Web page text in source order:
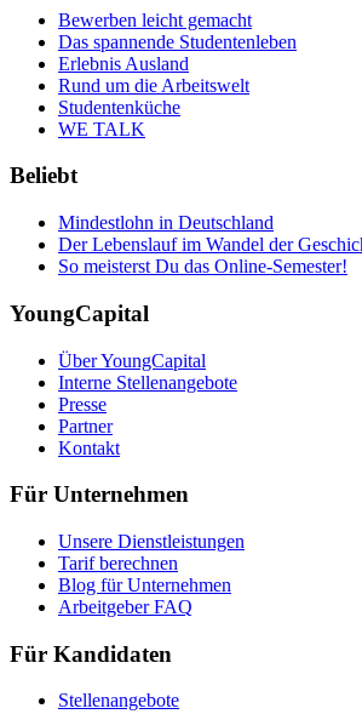
Bewerben leicht gemacht
Das spannende Studentenleben
Erlebnis Ausland
Rund um die Arbeitswelt
Studentenküche
WE TALK
Beliebt
Mindestlohn in Deutschland
Der Lebenslauf im Wandel der
So meisterst Du das Online-Semester!
YoungCapital
Über YoungCapital
Interne Stellenangebote
Presse
Partner
Kontakt
Für Unternehmen
Unsere Dienstleistungen
Tarif berechnen
Blog für Unternehmen
Arbeitgeber FAQ
Für Kandidaten
Stellenangebote